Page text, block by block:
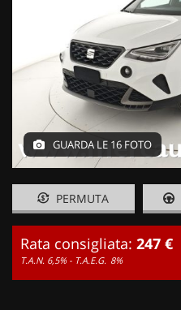
GUARDA LE 16 FOTO
PERMUTA
Rata consigliata: 247 €
T.A.N. 6,5% - T.A.E.G. 8%